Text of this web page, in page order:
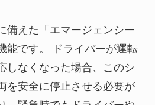
備えた「エマージェンシー
能です。 ドライバーが運転
しなくなった場合、このシ
を安全に停止させる必要が